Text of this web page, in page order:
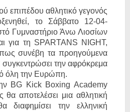
επιπέδου αθλητικό γεγονός
το Σάββατο 12-04-
Γυμναστήριο Άνω Λιοσίων
για τη SPARTANS NIGHT,
συνέβη τα προηγούμενα
συγκεντρώσει την αφρόκρεμα
όλη την Ευρώπη.
BG Kick Boxing Academy
αποτελέσει μια αθλητική
την ελληνική